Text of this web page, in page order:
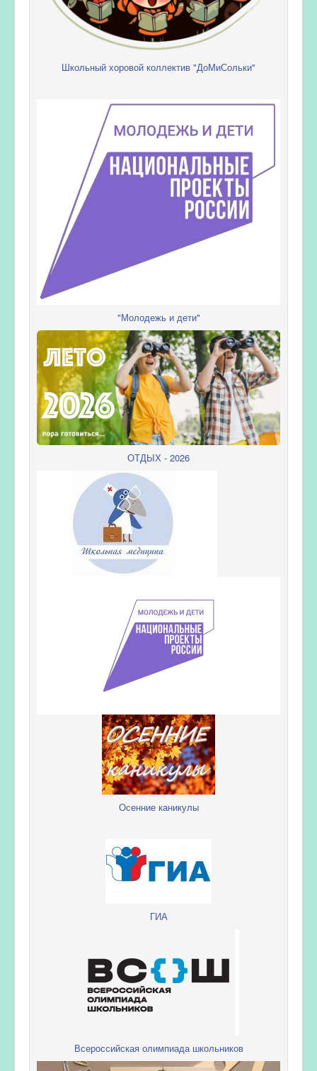
Школьный хоровой коллектив "ДоМиСольки"
"Молодежь и дети"
ОТДЫХ - 2026
Осенние каникулы
ГИА
Всероссийская олимпиада школьников